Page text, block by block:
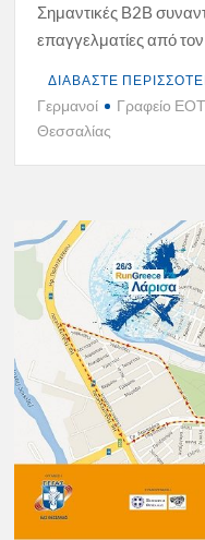
Σημαντικές Β2Β
επαγγελματίες από
ΔΙΑΒΑΣΤΕ
Γερμανοί Γραφείο
Θεσσαλίας